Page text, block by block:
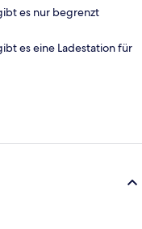
es nur begrenzt
es eine Ladestation für